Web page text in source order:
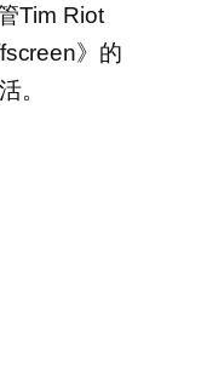
Tim Riot
》的
。